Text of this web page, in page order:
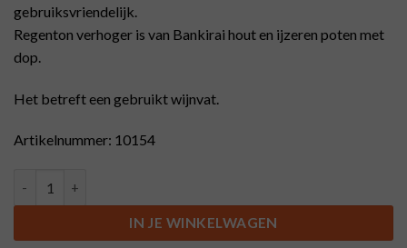
gebruiksvriendelijk.
Regenton verhoger is van Bankirai hout en ijzeren poten met
dop.
Het betreft een gebruikt wijnvat.
Artikelnummer: 10154
IN JE WINKELWAGEN